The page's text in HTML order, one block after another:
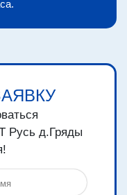
Русь д.Гряды